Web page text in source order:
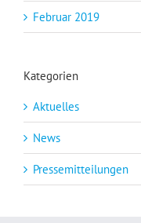
Februar 2019
Kategorien
Aktuelles
News
Pressemitteilungen